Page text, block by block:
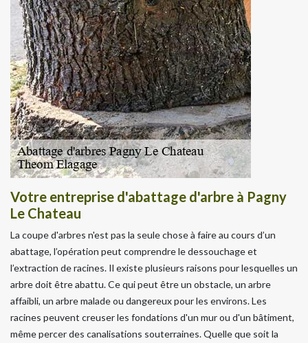
Votre entreprise d'abattage d'arbre à Pagny
Le Chateau
La coupe d'arbres n'est pas la seule chose à faire au cours d’un
abattage, l’opération peut comprendre le dessouchage et
l’extraction de racines. Il existe plusieurs raisons pour lesquelles un
arbre doit être abattu. Ce qui peut être un obstacle, un arbre
affaibli, un arbre malade ou dangereux pour les environs. Les
racines peuvent creuser les fondations d'un mur ou d'un bâtiment,
même percer des canalisations souterraines. Quelle que soit la